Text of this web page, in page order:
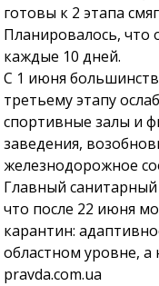
готовы к 2 этапа
Планировалось, что
каждые 10 дней.
С 1 июня
третьему этапу
спортивные залы и
заведения,
железнодорожное
Главный
что после 22 июня
карантин:
областном уровне, а
pravda.com.ua